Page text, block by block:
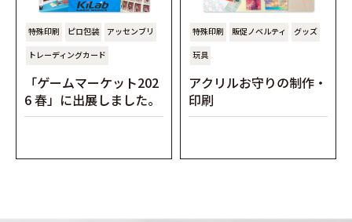
特殊印刷 ピロ包装
アッセンブリ
トレーディングカード
「ゲームマーケット202
6 春」に出展しました。
特殊印刷 販促ノベルティ
グッズ
玩具
アクリルお守りの制作・
印刷